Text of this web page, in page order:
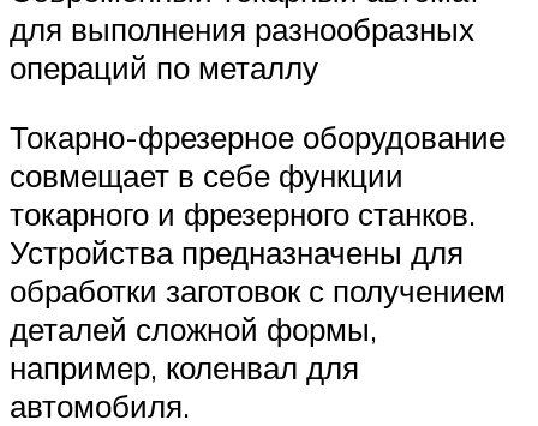
для выполнения разнообразных
операций по металлу
Токарно-фрезерное оборудование
совмещает в себе функции
токарного и фрезерного станков.
Устройства предназначены для
обработки заготовок с получением
деталей сложной формы,
например, коленвал для
автомобиля.